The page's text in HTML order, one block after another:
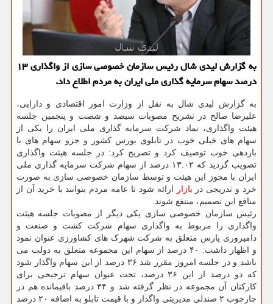
به گزارش لیدی شال رئیس سازمان خصوصی سازی از واگذاری ۱۳
درصد سهام سرمایه گذاری ملی ایران به مردم اطلاع داد.
به گزارش لیدی شال به نقل از وزارت امور اقتصادی و دارایی،
علیرضا صالح در تشریح مصوبات سیصد و شصت و پنجمین جلسه
هیئت واگذاری، نماد شرکت سرمایه گذاری ملی ایران را یکی از
سهام های خیلی خوب در تابلوی بورس کشور و جزو سهام های با
بازدهی خوب توصیف کرد و تصریح کرد: در جلسه هیئت واگذاری
تصویب گردید که ۱۳.۰۲ درصد از سهام شرکت سرمایه گذاری ملی
ایران با مجوز این هیئت و توسط سازمان خصوصی سازی به صورت
خرد و تدریجی در بازار
ارائه شود تا عامه مردم بتوانند با خرید آن از
منافع این تصمیم، منتفع شوند.
رئیس سازمان خصوصی سازی یکی دیگر از مصوبات جلسه هیئت
واگذاری را مربوط به واگذاری سهام شرکت کشت و صنعت و
دامپروری پارس متعلق به شرکت شهرک های کشاورزی عنوان نمود
و اظهار داشت: ۴۰ درصد از سهام این مجموعه متعلق به دولت می
باشد و در جلسه امروز مقرر شد ۳۶ درصد از این سهام واگذار شود
که دو درصد از این ۳۶ درصد، تحت عنوان سهام ترجیحی برای
کارکنان آن مجموعه در نظر گرفته شد و ۳۴ درصد باقیمانده هم در
چارچوب ۲ صندلی مدیریتی واگذار و با قیمت تابلو به اضافه ۲۰ درصد